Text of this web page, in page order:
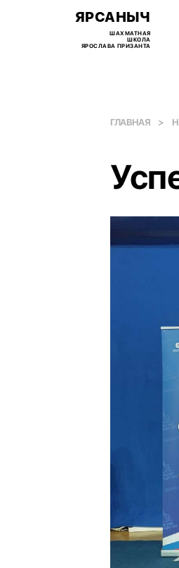
ЯРСАНЫЧ
ШАХМАТНАЯ
ШКОЛА
ЯРОСЛАВА ПРИЗАНТА
ГЛАВНАЯ